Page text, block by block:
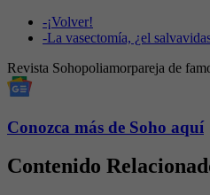
-¡Volver!
-La vasectomía, ¿el
Revista Sohopoliamorpareja de
Conozca más de Soho aquí
Contenido